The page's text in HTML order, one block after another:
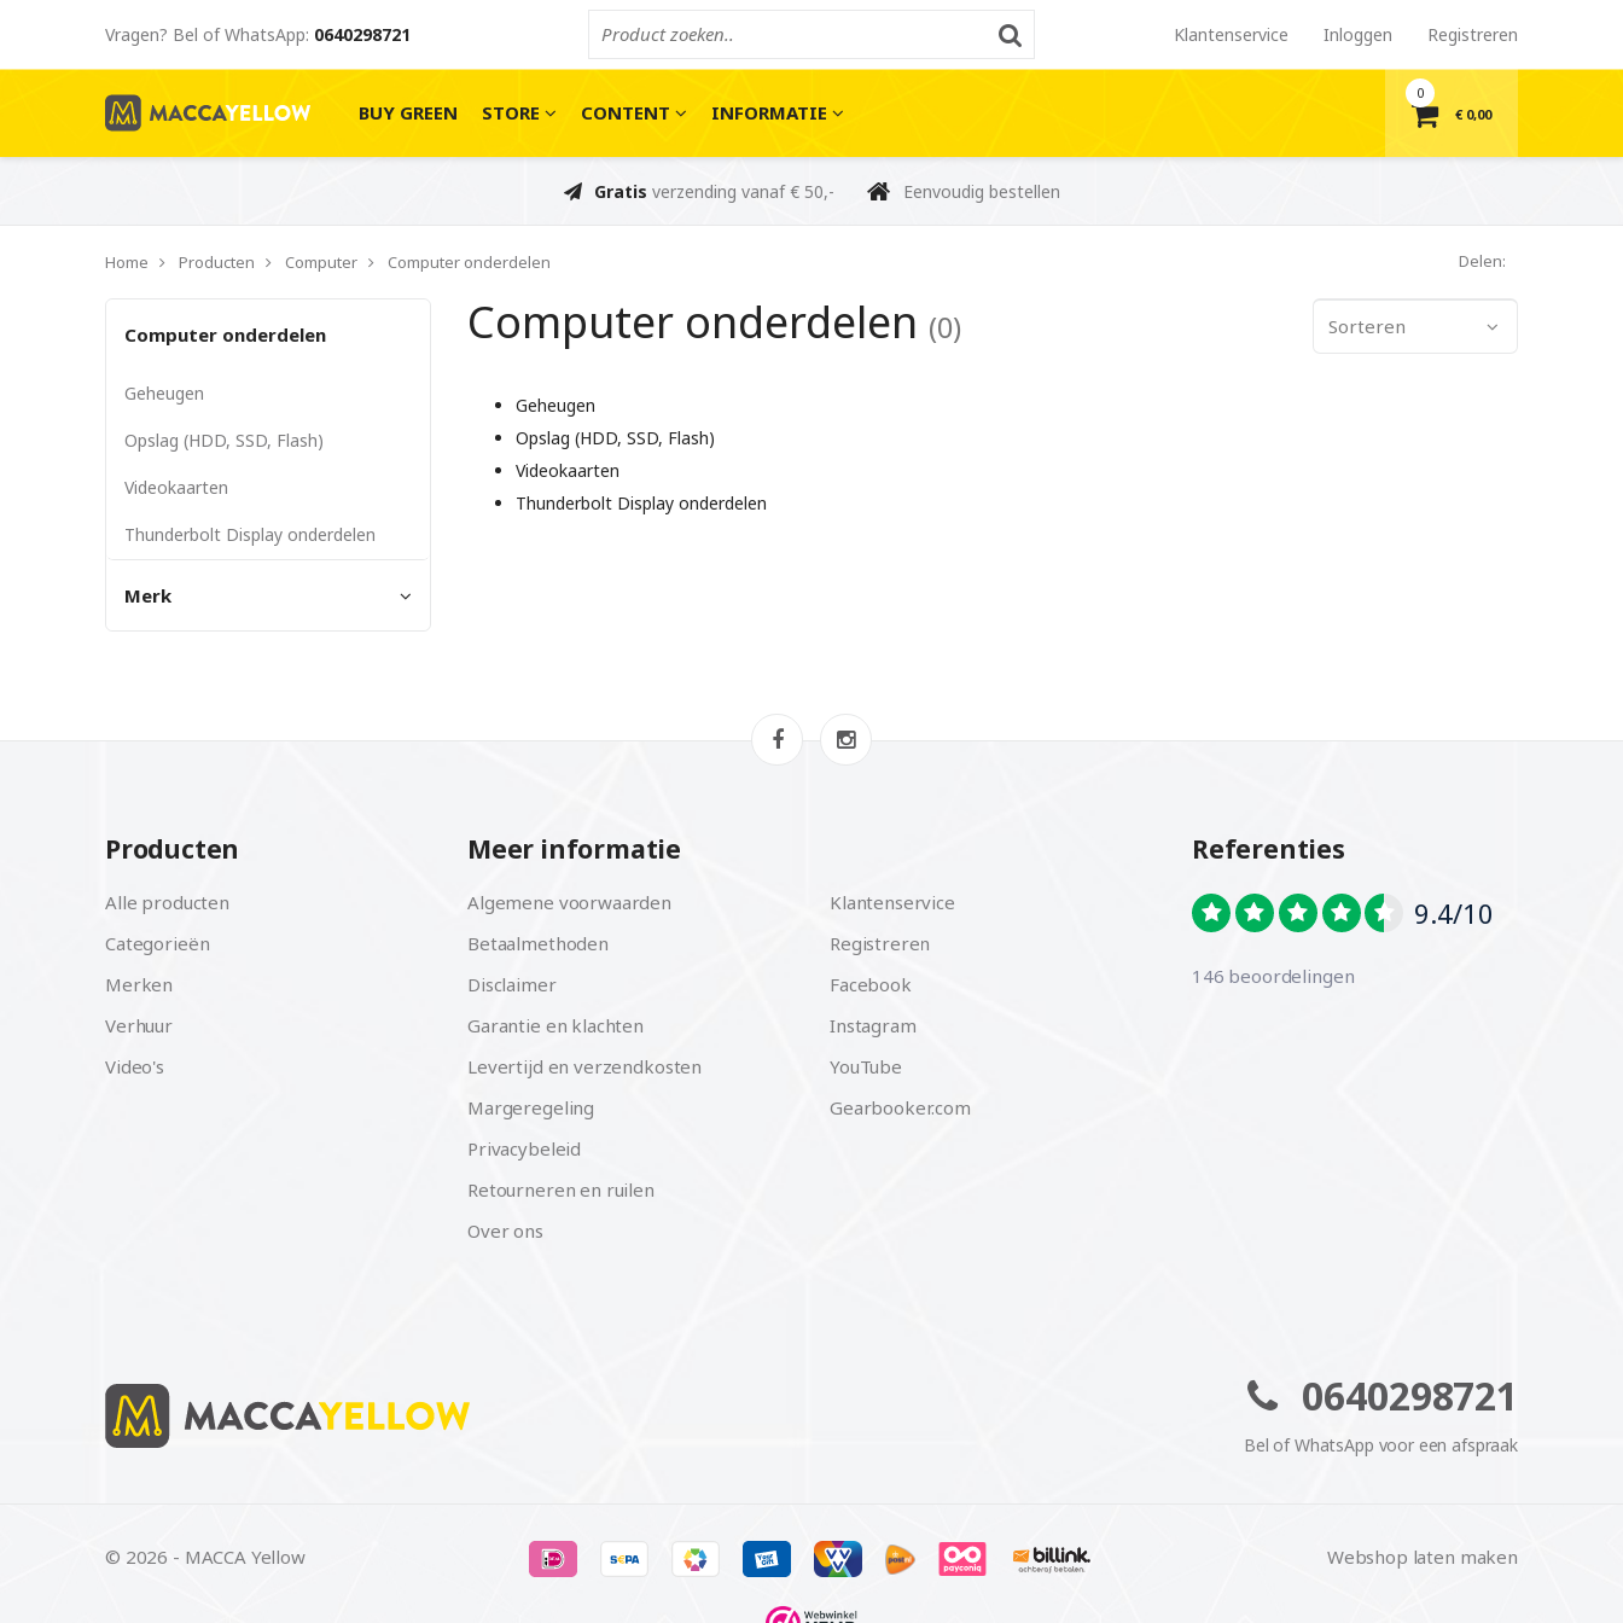
Vragen? Bel of WhatsApp: 0640298721 Klantenservice Inloggen Registreren
BUY GREEN STORE CONTENT INFORMATIE
0
€ 0,00
Gratis verzending vanaf € 50,- Eenvoudig bestellen
Home Producten Computer Computer onderdelen Delen:
Computer onderdelen
Geheugen
Opslag (HDD, SSD, Flash)
Videokaarten
Thunderbolt Display onderdelen
Merk
Sorteren
Computer onderdelen (0)
Geheugen
Opslag (HDD, SSD, Flash)
Videokaarten
Thunderbolt Display onderdelen
Producten
Alle producten
Categorieën
Merken
Verhuur
Video's
Meer informatie
Algemene voorwaarden
Betaalmethoden
Disclaimer
Garantie en klachten
Levertijd en verzendkosten
Margeregeling
Privacybeleid
Retourneren en ruilen
Over ons
Klantenservice
Registreren
Facebook
Instagram
YouTube
Gearbooker.com
Referenties
9.4/10
146 beoordelingen
0640298721
Bel of WhatsApp voor een afspraak
© 2026 - MACCA Yellow Webshop laten maken